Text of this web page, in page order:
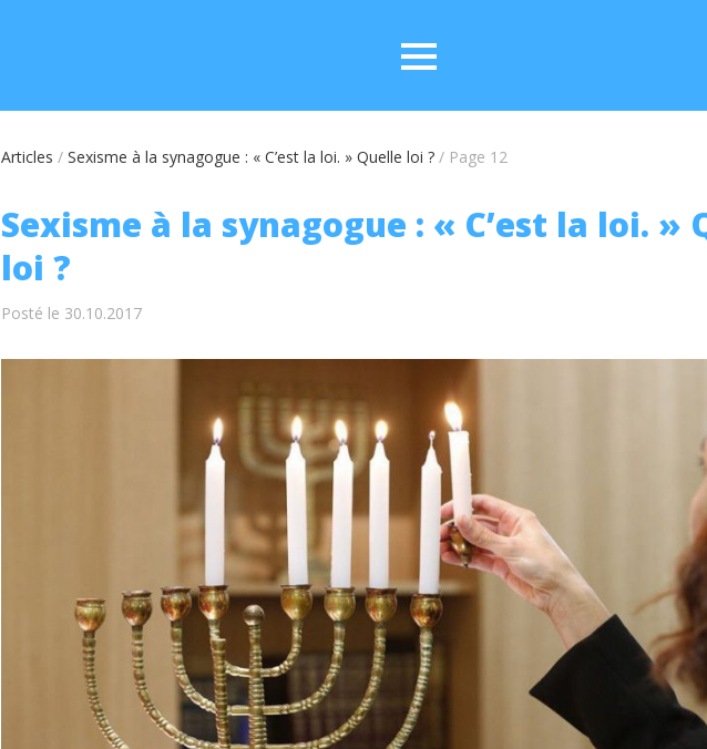
Articles / Sexisme à la synagogue : « C’est la loi. » Quelle loi ?/ Page 12
Sexisme à la synagogue : « C’est la loi. »
loi ?
Posté le 30.10.2017